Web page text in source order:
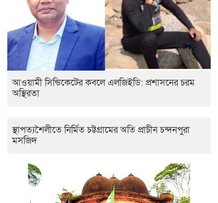
‎আওয়ামী সিন্ডিকেটের কবলে এলজিইডি: প্রশাসনের চরম
অস্থিরতা
স্থাপত্যশৈলীতে নির্মিত চট্টগ্রামের অতি প্রাচীন চন্দনপুরা
মসজিদ